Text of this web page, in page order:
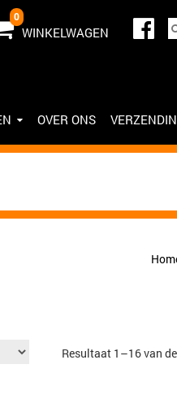
0
WINKELWAGEN
OVER ONS
Resultaat 1–16 van